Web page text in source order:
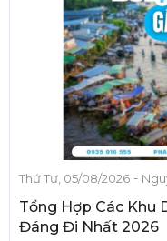
Thứ Tư, 05/08/2026 -
Tổng Hợp Các Khu
Đáng Đi Nhất 2026